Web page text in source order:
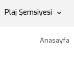
Plaj Şemsiyesi
Anasayfa